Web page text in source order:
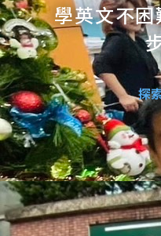
學英文不
探